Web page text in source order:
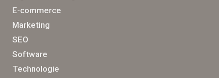
E-commerce
Marketing
SEO
Software
Technologie